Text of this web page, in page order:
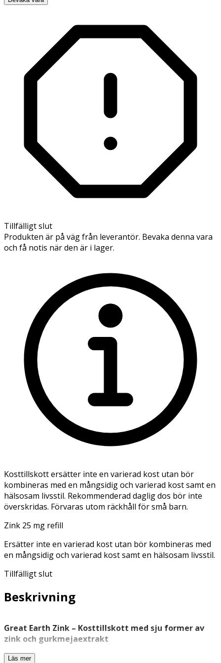
Tillfälligt slut
Produkten är på väg från leverantör. Bevaka denna vara
och få notis när den är i lager.
Kosttillskott ersätter inte en varierad kost utan bör
kombineras med en mångsidig och varierad kost samt en
hälsosam livsstil. Rekommenderad daglig dos bör inte
överskridas. Förvaras utom räckhåll för små barn.
Zink 25 mg refill
Ersätter inte en varierad kost utan bör kombineras med
en mångsidig och varierad kost samt en hälsosam livsstil.
Tillfälligt slut
Beskrivning
Great Earth Zink – Kosttillskott med sju former av
zink och gurkmejaextrakt
Great Earth Zink är ett veganskt
Läs mer